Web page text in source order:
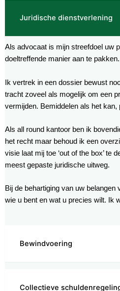
Juridische dienstverlening
Bewindvoering
Collectieve
Als advocaat is mijn streefdoel uw
doeltreffende manier aan te pakken.
Ik vertrek in een dossier bewust
tracht zoveel als mogelijk om een
vermijden. Bemiddelen als het kan,
Als all round kantoor ben ik
het recht maar behoud ik een
visie laat mij toe ‘out of the box’ te
meest gepaste juridische uitweg.
Bij de behartiging van uw
wie u bent en wat u precies wilt. Ik